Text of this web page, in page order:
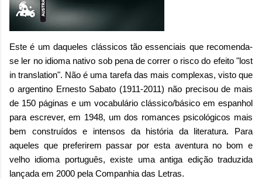
Este é um daqueles clássicos tão essenciais que recomenda-
se ler no idioma nativo sob pena de correr o risco do efeito "lost
in translation". Não é uma tarefa das mais complexas, visto que
o argentino Ernesto Sabato (1911-2011) não precisou de mais
de 150 páginas e um vocabulário clássico/básico em espanhol
para escrever, em 1948, um dos romances psicológicos mais
bem construídos e intensos da história da literatura. Para
aqueles que preferirem passar por esta aventura no bom e
velho idioma português, existe uma antiga edição traduzida
lançada em 2000 pela Companhia das Letras.